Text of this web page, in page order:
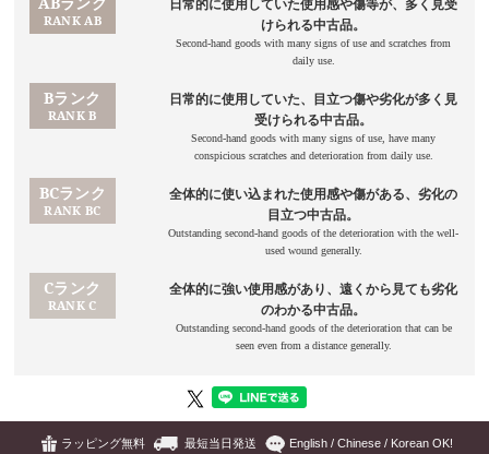
ラッピング無料 最短当日発送 English / Chinese / Korean OK!